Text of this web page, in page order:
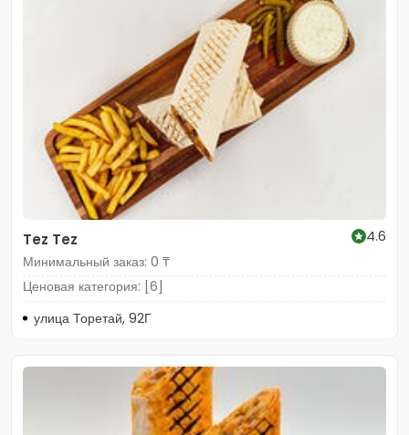
Tez Tez
4.6
Минимальный заказ: 0 ₸
Ценовая категория: [6]
улица Торетай, 92Г